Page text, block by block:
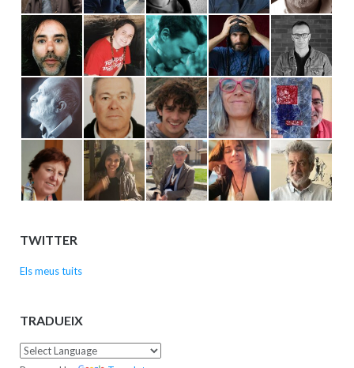
TWITTER
Els meus tuits
TRADUEIX